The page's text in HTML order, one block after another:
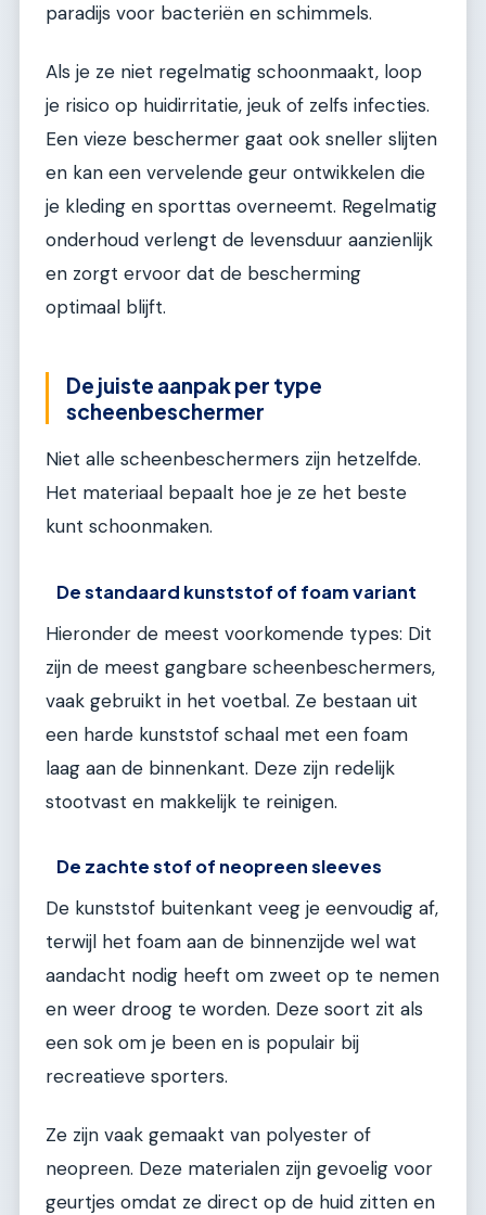
paradijs voor bacteriën en schimmels.
Als je ze niet regelmatig schoonmaakt, loop
je risico op huidirritatie, jeuk of zelfs infecties.
Een vieze beschermer gaat ook sneller slijten
en kan een vervelende geur ontwikkelen die
je kleding en sporttas overneemt. Regelmatig
onderhoud verlengt de levensduur aanzienlijk
en zorgt ervoor dat de bescherming
optimaal blijft.
De juiste aanpak per type
scheenbeschermer
Niet alle scheenbeschermers zijn hetzelfde.
Het materiaal bepaalt hoe je ze het beste
kunt schoonmaken.
De standaard kunststof of foam variant
Hieronder de meest voorkomende types: Dit
zijn de meest gangbare scheenbeschermers,
vaak gebruikt in het voetbal. Ze bestaan uit
een harde kunststof schaal met een foam
laag aan de binnenkant. Deze zijn redelijk
stootvast en makkelijk te reinigen.
De zachte stof of neopreen sleeves
De kunststof buitenkant veeg je eenvoudig af,
terwijl het foam aan de binnenzijde wel wat
aandacht nodig heeft om zweet op te nemen
en weer droog te worden. Deze soort zit als
een sok om je been en is populair bij
recreatieve sporters.
Ze zijn vaak gemaakt van polyester of
neopreen. Deze materialen zijn gevoelig voor
geurtjes omdat ze direct op de huid zitten en